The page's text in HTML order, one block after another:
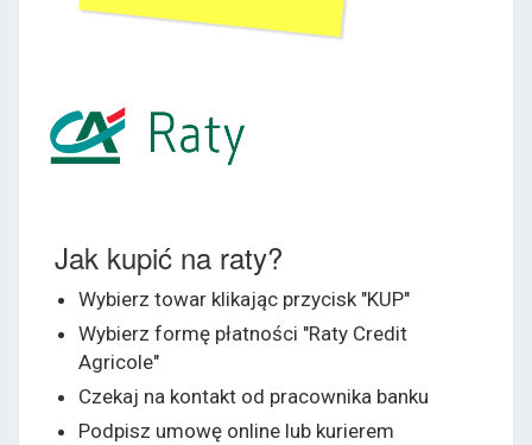
Jak kupić na raty?
Wybierz towar klikając przycisk "KUP"
Wybierz formę płatności "Raty Credit
Agricole"
Czekaj na kontakt od pracownika banku
Podpisz umowę online lub kurierem